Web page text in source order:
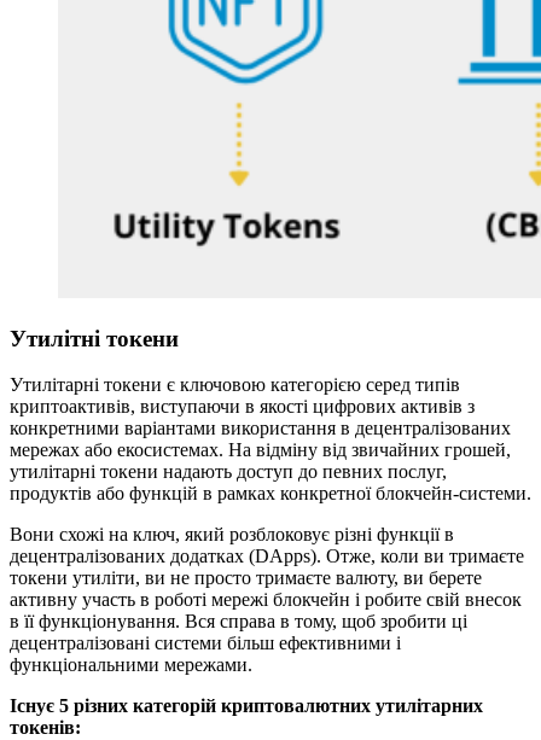
Утилітні токени
Утилітарні токени є ключовою категорією серед типів
криптоактивів, виступаючи в якості цифрових активів з
конкретними варіантами використання в децентралізованих
мережах або екосистемах. На відміну від звичайних грошей,
утилітарні токени надають доступ до певних послуг,
продуктів або функцій в рамках конкретної блокчейн-системи.
Вони схожі на ключ, який розблоковує різні функції в
децентралізованих додатках (DApps). Отже, коли ви тримаєте
токени утиліти, ви не просто тримаєте валюту, ви берете
активну участь в роботі мережі блокчейн і робите свій внесок
в її функціонування. Вся справа в тому, щоб зробити ці
децентралізовані системи більш ефективними і
функціональними мережами.
Існує 5 різних категорій криптовалютних утилітарних
токенів: